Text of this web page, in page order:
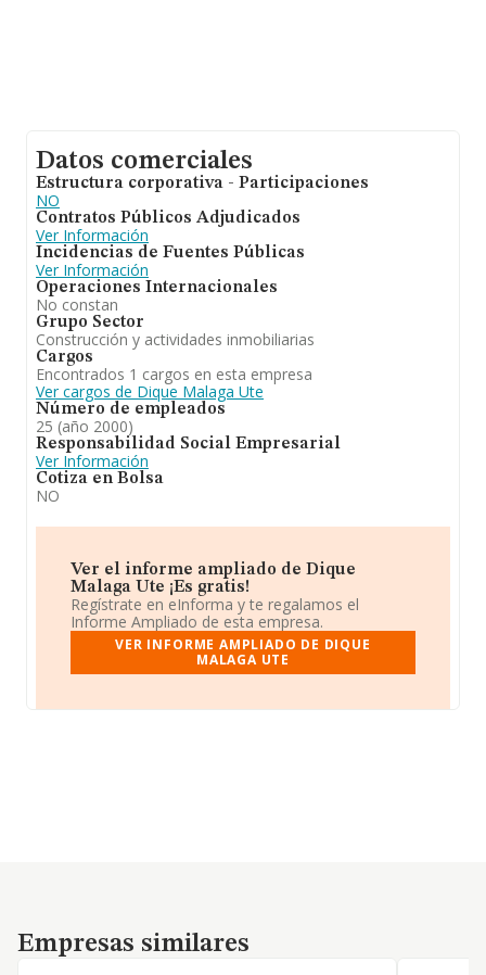
Datos comerciales
Estructura corporativa - Participaciones
NO
Contratos Públicos Adjudicados
Ver Información
Incidencias de Fuentes Públicas
Ver Información
Operaciones Internacionales
No constan
Grupo Sector
Construcción y actividades inmobiliarias
Cargos
Encontrados 1 cargos en esta empresa
Ver cargos de Dique Malaga Ute
Número de empleados
25 (año 2000)
Responsabilidad Social Empresarial
Ver Información
Cotiza en Bolsa
NO
Ver el informe ampliado de Dique
Malaga Ute ¡Es gratis!
Regístrate en eInforma y te regalamos el
Informe Ampliado de esta empresa.
VER INFORME AMPLIADO DE DIQUE
MALAGA UTE
Empresas similares
Empresas similares